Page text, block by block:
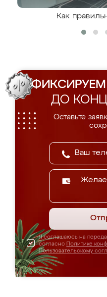
Как
ФИКСИРУЕМ
ДО
Оставьте
Я соглашаюсь на
согласно Политике
Пользовательскому